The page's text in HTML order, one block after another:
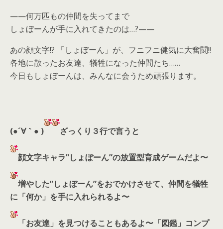
——何万匹もの仲間を失ってまで
しょぼーんが手に入れてきたのは…?——
あの顔文字!? 「しょぼーん」が、フニフニ健気に大奮闘!!
各地に散ったお友達、犠牲になった仲間たち……
今日もしょぼーんは、みんなに会うため頑張ります。
(●´∀｀● ) ざっくり３行で言うと
顔文字キャラ”しょぼーん”の放置型育成ゲームだよ〜
増やした”しょぼーん”をおでかけさせて、仲間を犠牲
に「何か」を手に入れられるよ〜
「お友達」を見つけることもあるよ〜「図鑑」コンプ